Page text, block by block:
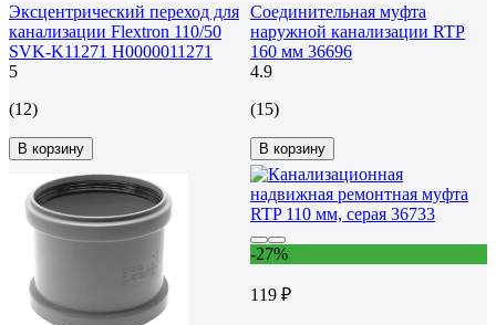
Эксцентрический переход для
канализации Flextron 110/50
SVK-K11271 Н0000011271
5
(12)
В корзину
Соединительная муфта
наружной канализации RTP
160 мм 36696
4.9
(15)
В корзину
-27%
119 ₽